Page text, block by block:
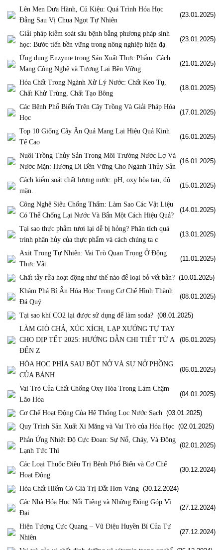
Lên Men Dưa Hành, Củ Kiệu: Quá Trình Hóa Học
Đằng Sau Vị Chua Ngọt Tự Nhiên
(23.01.2025)
Giải pháp kiểm soát sâu bệnh bằng phương pháp sinh
học: Bước tiến bền vững trong nông nghiệp hiện đạ
(23.01.2025)
Ứng dụng Enzyme trong Sản Xuất Thực Phẩm: Cách
Mạng Công Nghệ và Tương Lai Bền Vững
(21.01.2025)
Hóa Chất Trong Ngành Xử Lý Nước: Chất Keo Tụ,
Chất Khử Trùng, Chất Tạo Bông
(18.01.2025)
Các Bệnh Phổ Biến Trên Cây Trồng Và Giải Pháp Hóa
Học
(17.01.2025)
Top 10 Giống Cây Ăn Quả Mang Lại Hiệu Quả Kinh
Tế Cao
(16.01.2025)
Nuôi Trồng Thủy Sản Trong Môi Trường Nước Lợ Và
Nước Mặn: Hướng Đi Bền Vững Cho Ngành Thủy Sản
(16.01.2025)
Cách kiểm soát chất lượng nước: pH, oxy hòa tan, độ
mặn.
(15.01.2025)
Công Nghệ Siêu Chống Thấm: Làm Sao Các Vật Liệu
Có Thể Chống Lại Nước Và Bẩn Một Cách Hiệu Quả?
(14.01.2025)
Tại sao thực phẩm tươi lại dễ bị hỏng? Phân tích quá
trình phân hủy của thực phẩm và cách chúng ta c
(13.01.2025)
Axit Trong Tự Nhiên: Vai Trò Quan Trọng Ở Động
Thực Vật
(11.01.2025)
Chất tẩy rửa hoạt động như thế nào để loại bỏ vết bẩn? (10.01.2025)
Khám Phá Bí Ẩn Hóa Học Trong Cơ Chế Hình Thành
Đá Quý
(08.01.2025)
Tại sao khí CO2 lại được sử dụng để làm soda? (08.01.2025)
LÀM GIÒ CHẢ, XÚC XÍCH, LẠP XƯỞNG TỰ TAY
CHO DỊP TẾT 2025: HƯỚNG DẪN CHI TIẾT TỪ A
ĐẾN Z
(06.01.2025)
HÓA HỌC PHÍA SAU BỘT NỞ VÀ SỰ NỞ PHỒNG
CỦA BÁNH
(06.01.2025)
Vai Trò Của Chất Chống Oxy Hóa Trong Làm Chậm
Lão Hóa
(04.01.2025)
Cơ Chế Hoạt Động Của Hệ Thống Lọc Nước Sạch (03.01.2025)
Quy Trình Sản Xuất Xi Măng và Vai Trò của Hóa Học (02.01.2025)
Phản Ứng Nhiệt Độ Cực Đoan: Sự Nổ, Cháy, Và Đông
Lạnh Tức Thì
(02.01.2025)
Các Loại Thuốc Điều Trị Bệnh Phổ Biến và Cơ Chế
Hoạt Động
(30.12.2024)
Hóa Chất Hiếm Có Giá Trị Đắt Hơn Vàng (30.12.2024)
Các Nhà Hóa Học Nổi Tiếng và Những Đóng Góp Vĩ
Đại
(27.12.2024)
Hiện Tượng Cực Quang – Vũ Điệu Huyền Bí Của Tự
Nhiên
(27.12.2024)